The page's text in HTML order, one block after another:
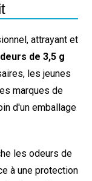
attrayant et
de 3,5 g
les jeunes
marques de
d'un emballage
les odeurs de
à une protection